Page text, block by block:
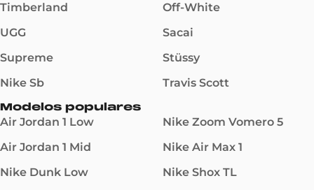
Timberland
UGG
Supreme
Nike Sb
Off-White
Sacai
Stüssy
Travis Scott
Modelos populares
Air Jordan 1 Low
Air Jordan 1 Mid
Nike Dunk Low
Nike Zoom Vomero 5
Nike Air Max 1
Nike Shox TL